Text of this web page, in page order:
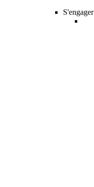
S'engager